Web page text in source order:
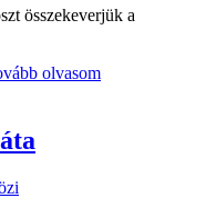
összekeverjük a
olvasom